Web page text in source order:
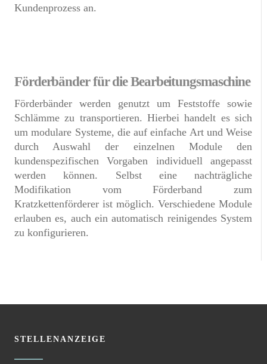
Kundenprozess an.
Förderbänder für die Bearbeitungsmaschine
Förderbänder werden genutzt um Feststoffe sowie
Schlämme zu transportieren. Hierbei handelt es sich
um modulare Systeme, die auf einfache Art und Weise
durch Auswahl der einzelnen Module den
kundenspezifischen Vorgaben individuell angepasst
werden können. Selbst eine nachträgliche
Modifikation vom Förderband zum
Kratzkettenförderer ist möglich. Verschiedene Module
erlauben es, auch ein automatisch reinigendes System
zu konfigurieren.
STELLENANZEIGE